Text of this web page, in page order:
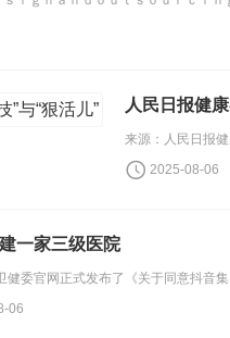
人民日报健
2025-08-06
一家三级医院
06